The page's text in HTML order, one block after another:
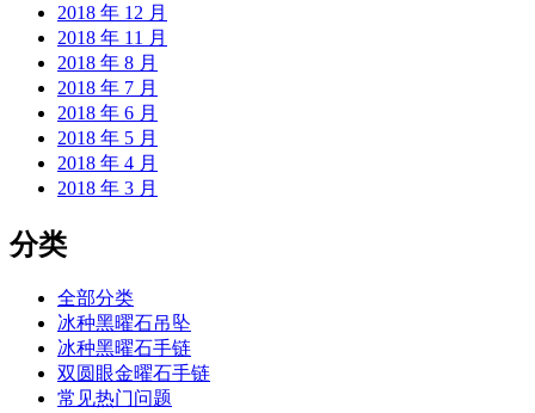
2018 年 12 月
2018 年 11 月
2018 年 8 月
2018 年 7 月
2018 年 6 月
2018 年 5 月
2018 年 4 月
2018 年 3 月
分类
全部分类
冰种黑曜石吊坠
冰种黑曜石手链
双圆眼金曜石手链
常见热门问题